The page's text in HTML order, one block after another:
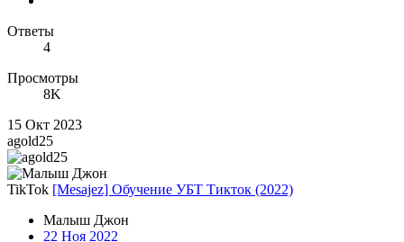
Ответы
4
Просмотры
8K
15 Окт 2023
agold25
TikTok [Mesajez] Обучение УБТ Тикток (2022)
Малыш Джон
22 Ноя 2022